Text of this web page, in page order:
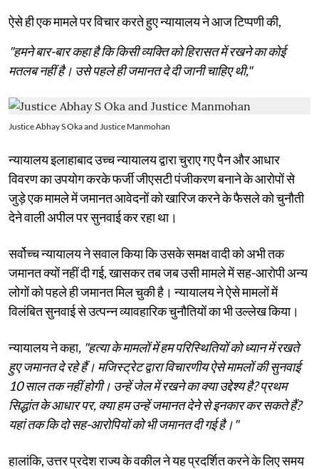
ऐसे ही एक मामले पर विचार करते हुए न्यायालय ने आज टिप्पणी की,
"हमने बार-बार कहा है कि किसी व्यक्ति को हिरासत में रखने का कोई
मतलब नहीं है। उसे पहले ही जमानत दे दी जानी चाहिए थी,"
Justice Abhay S Oka and Justice Manmohan
न्यायालय इलाहाबाद उच्च न्यायालय द्वारा चुराए गए पैन और आधार
विवरण का उपयोग करके फर्जी जीएसटी पंजीकरण बनाने के आरोपों से
जुड़े एक मामले में जमानत आवेदनों को खारिज करने के फैसले को चुनौती
देने वाली अपील पर सुनवाई कर रहा था।
सर्वोच्च न्यायालय ने सवाल किया कि उसके समक्ष वादी को अभी तक
जमानत क्यों नहीं दी गई, खासकर तब जब उसी मामले में सह-आरोपी अन्य
लोगों को पहले ही जमानत मिल चुकी है। न्यायालय ने ऐसे मामलों में
विलंबित सुनवाई से उत्पन्न व्यावहारिक चुनौतियों का भी उल्लेख किया।
न्यायालय ने कहा, "हत्या के मामलों में हम परिस्थितियों को ध्यान में रखते
हुए जमानत दे रहे हैं। मजिस्ट्रेट द्वारा विचारणीय ऐसे मामलों की सुनवाई
10 साल तक नहीं होगी। उन्हें जेल में रखने का क्या उद्देश्य है? प्रथम
सिद्धांत के आधार पर, क्या हम उन्हें जमानत देने से इनकार कर सकते हैं?
यहां तक ​​कि दो सह-आरोपियों को भी जमानत दी गई है।"
हालांकि, उत्तर प्रदेश राज्य के वकील ने यह प्रदर्शित करने के लिए समय